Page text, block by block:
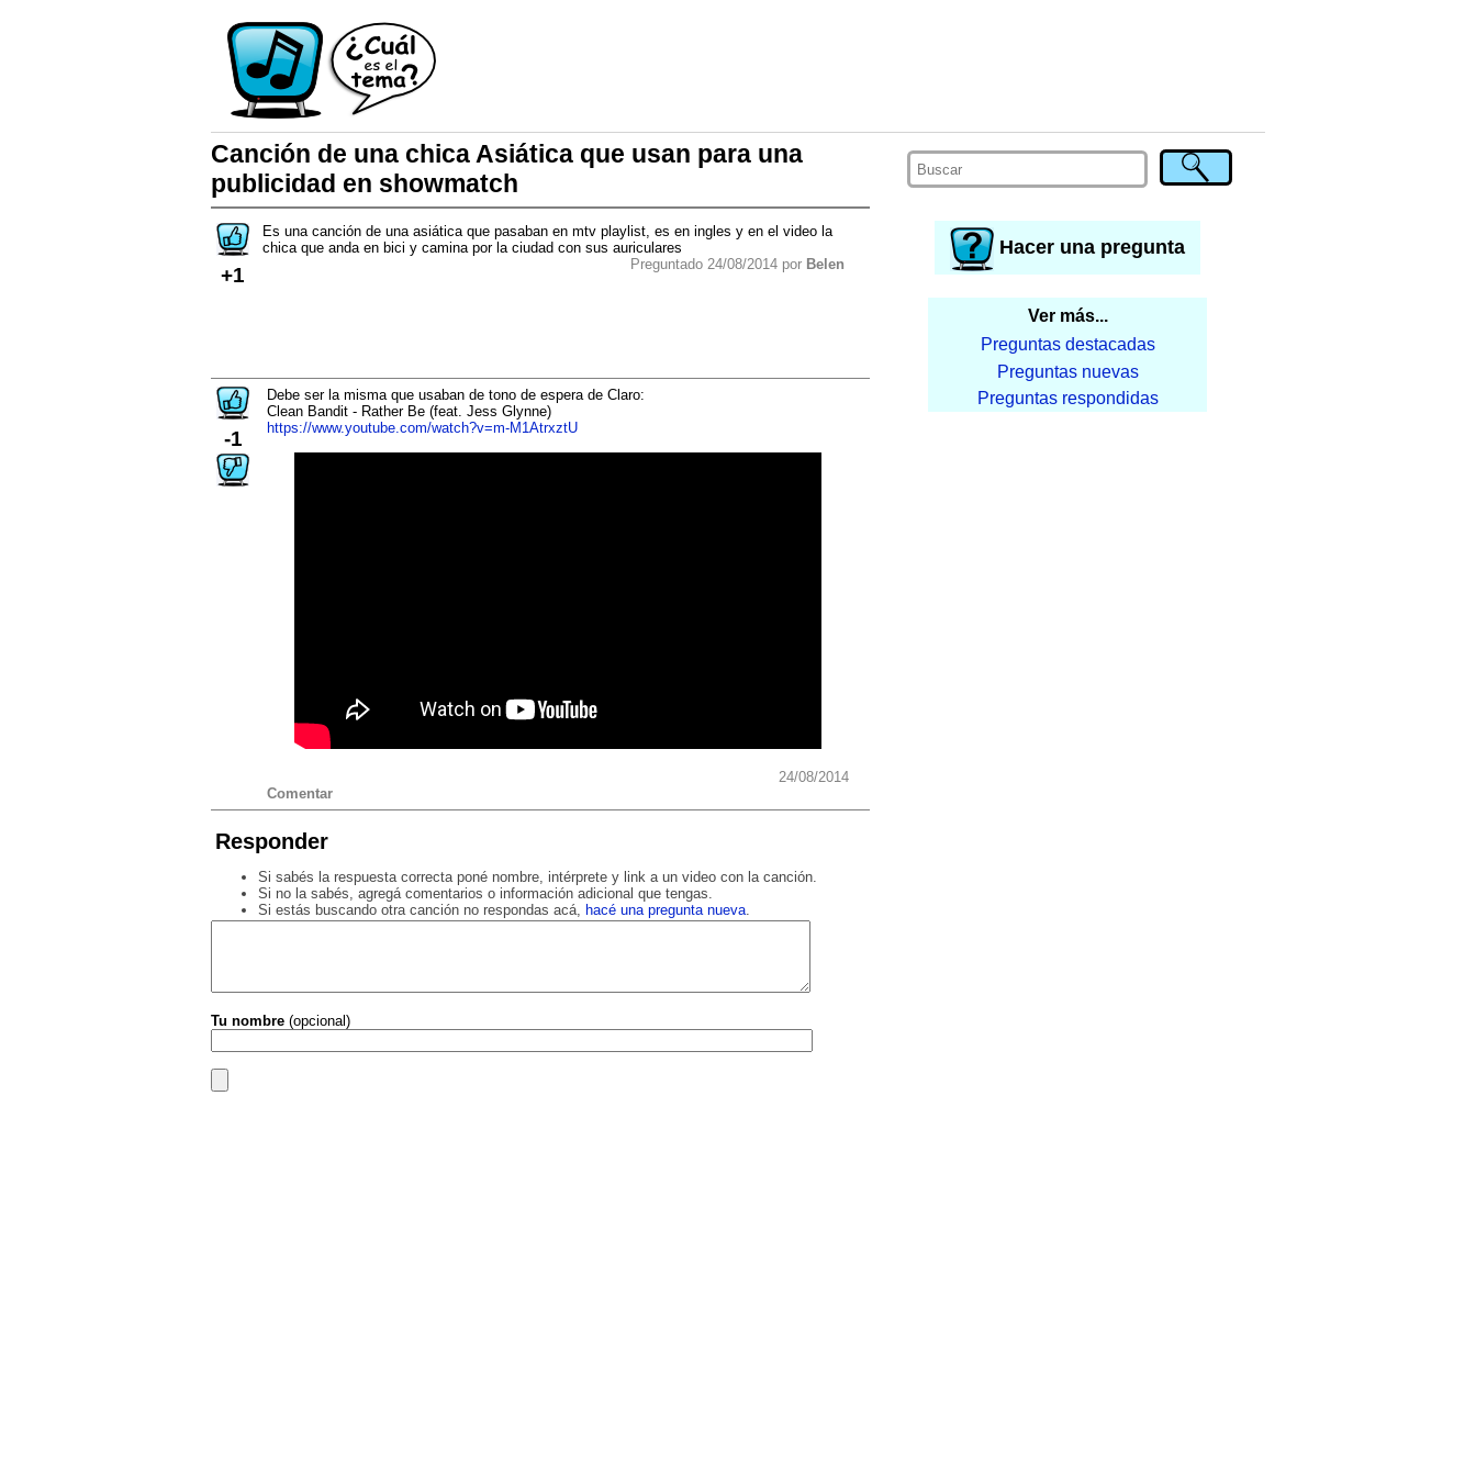
Hacer una pregunta
Ver más...
Preguntas destacadas
Preguntas nuevas
Preguntas respondidas
Canción de una chica Asiática que usan para una
publicidad en showmatch
+1
Es una canción de una asiática que pasaban en mtv playlist, es en ingles y en el video la
chica que anda en bici y camina por la ciudad con sus auriculares
Preguntado 24/08/2014 por Belen
-1
Debe ser la misma que usaban de tono de espera de Claro:
Clean Bandit - Rather Be (feat. Jess Glynne)
https://www.youtube.com/watch?v=m-M1AtrxztU
24/08/2014
Comentar
Responder
Si sabés la respuesta correcta poné nombre, intérprete y link a un video con la canción.
Si no la sabés, agregá comentarios o información adicional que tengas.
Si estás buscando otra canción no respondas acá,
hacé una pregunta nueva.
Tu nombre (opcional)